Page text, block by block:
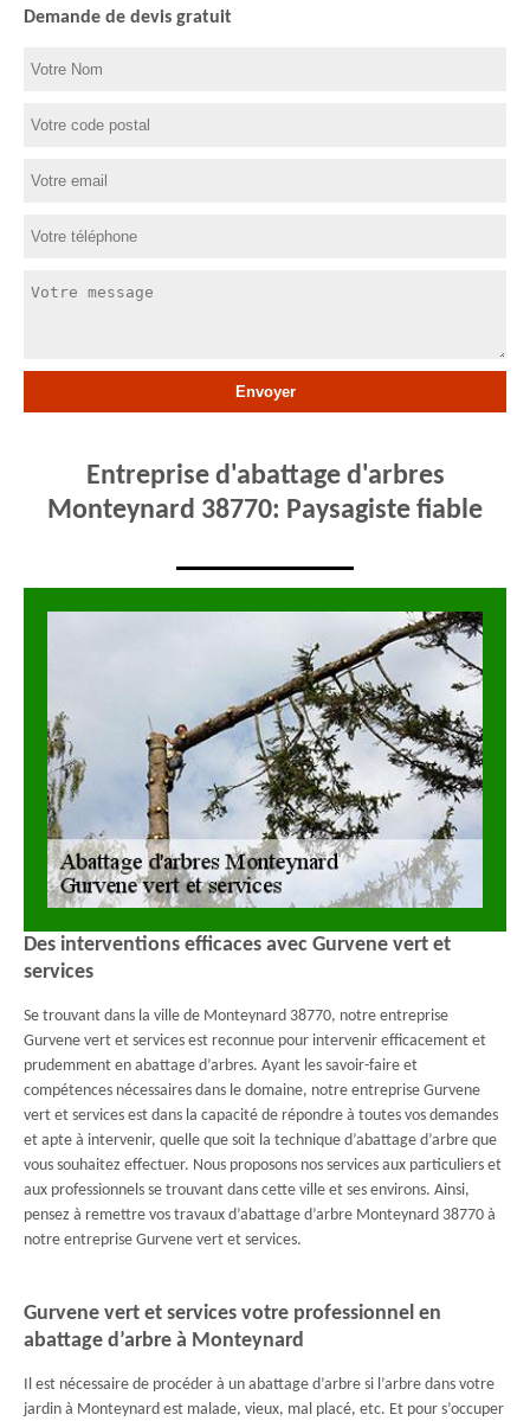
Demande de devis gratuit
Entreprise d'abattage d'arbres
Monteynard 38770: Paysagiste fiable
Des interventions efficaces avec Gurvene vert et
services
Se trouvant dans la ville de Monteynard 38770, notre entreprise
Gurvene vert et services est reconnue pour intervenir efficacement et
prudemment en abattage d’arbres. Ayant les savoir-faire et
compétences nécessaires dans le domaine, notre entreprise Gurvene
vert et services est dans la capacité de répondre à toutes vos demandes
et apte à intervenir, quelle que soit la technique d’abattage d’arbre que
vous souhaitez effectuer. Nous proposons nos services aux particuliers et
aux professionnels se trouvant dans cette ville et ses environs. Ainsi,
pensez à remettre vos travaux d’abattage d’arbre Monteynard 38770 à
notre entreprise Gurvene vert et services.
Gurvene vert et services votre professionnel en
abattage d’arbre à Monteynard
Il est nécessaire de procéder à un abattage d’arbre si l’arbre dans votre
jardin à Monteynard est malade, vieux, mal placé, etc. Et pour s’occuper